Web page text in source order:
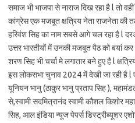
समाज भी भाजपा से नाराज दिख रहा है l तो
कांग्रेस एक मजबूत क्षत्रिय नेता राजनेता
हरिवंश सिह का नाम सबसे आगे चल रहा है l
उत्तर भारतीयों में उनकी मजबूत पैठ को बयां
शरण सिह भी चर्चा मे लगातार बने हुए है l
इस लोकसभा चुनाव 2024 में देखी जा रही है l
यूनियन भानु (ठाकुर भानु प्रताप सिह ),
से,स्वामी सदमित्रानंद स्वामी कौशल किशोर
सिह, आल इंडिया न्यूज पेपर्स डिस्ट्रीब्यूशर